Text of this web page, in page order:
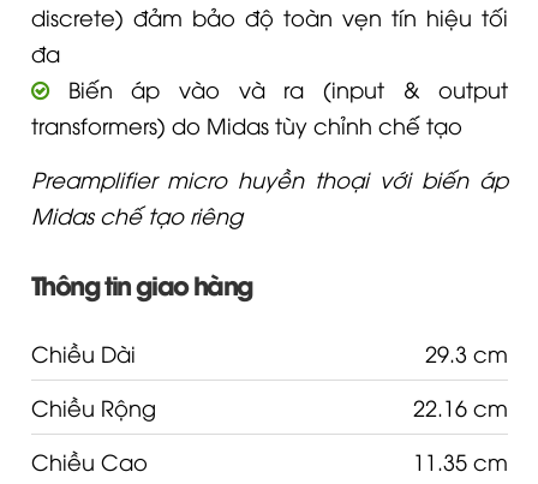
discrete) đảm bảo độ toàn vẹn tín hiệu tối
đa
Biến áp vào và ra (input & output
transformers) do Midas tùy chỉnh chế tạo
Preamplifier micro huyền thoại với biến áp
Midas chế tạo riêng
Thông tin giao hàng
Chiều Dài
29.3 cm
Chiều Rộng
22.16 cm
Chiều Cao
11.35 cm